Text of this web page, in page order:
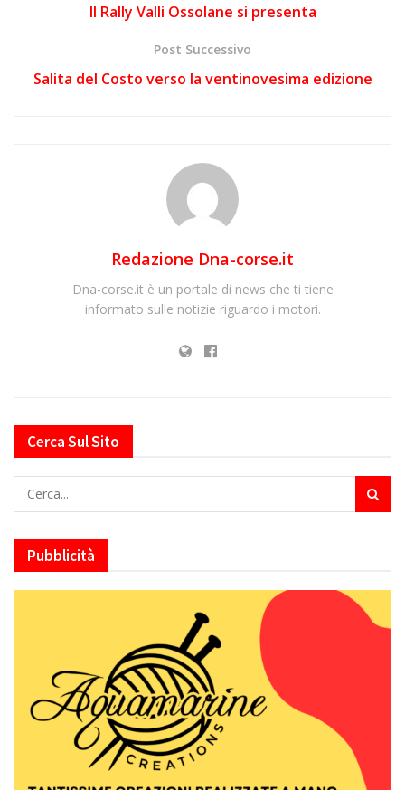
Il Rally Valli Ossolane si presenta
Post Successivo
Salita del Costo verso la ventinovesima edizione
Redazione Dna-corse.it
Dna-corse.it è un portale di news che ti tiene
informato sulle notizie riguardo i motori.
Cerca Sul Sito
Pubblicità